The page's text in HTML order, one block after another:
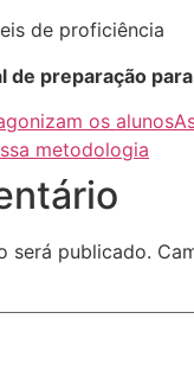
de proficiência
de preparação
os alunos
metodologia
será publicado.